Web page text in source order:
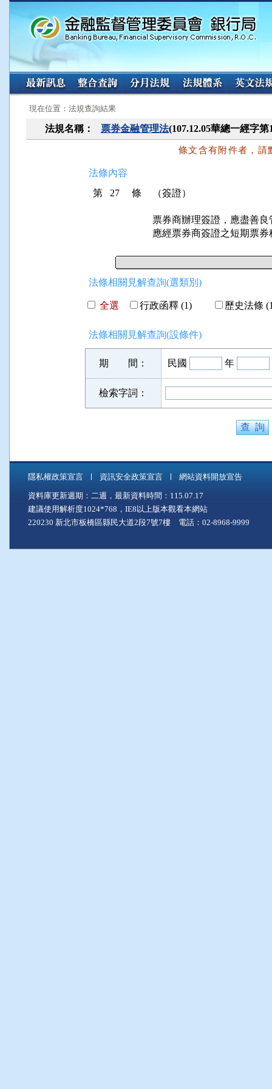
:::
現在位置：法規查詢結果
法規名稱： 票券金融管理法(107.12.05華總一經字
條文含有附件者，請
法條內容
第 27 條
（簽證）
票券商辦理簽證，應盡善
應經票券商簽證之短期票
法條相關見解查詢(選類別)
全選 行政函釋 (1) 歷史法條
法條相關見解查詢(設條件)
期 間： 民國 年
檢索字詞：
隱私權政策宣言 資訊安全政策宣言 網站資料開放宣告
資料庫更新週期：二週，最新資料時間：115.07.17
建議使用解析度1024*768，IE8以上版本觀看本網站
220230 新北市板橋區縣民大道2段7號7樓 電話：02-8968-9999